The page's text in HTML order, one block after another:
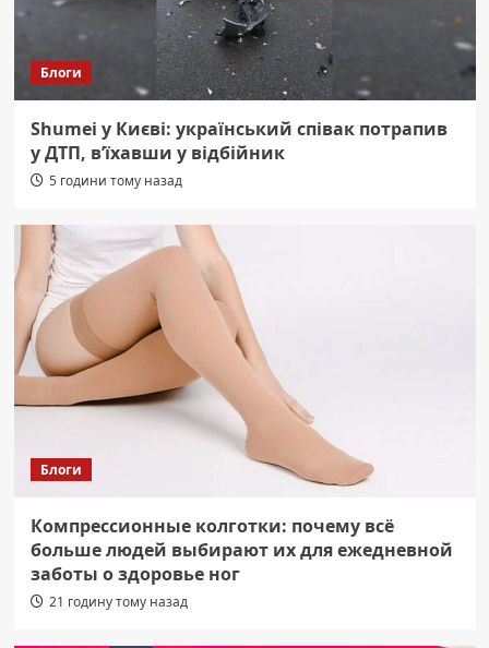
Блоги
Shumei у Києві: український співак потрапив
у ДТП, в’їхавши у відбійник
5 години тому назад
Блоги
Компрессионные колготки: почему всё
больше людей выбирают их для ежедневной
заботы о здоровье ног
21 годину тому назад